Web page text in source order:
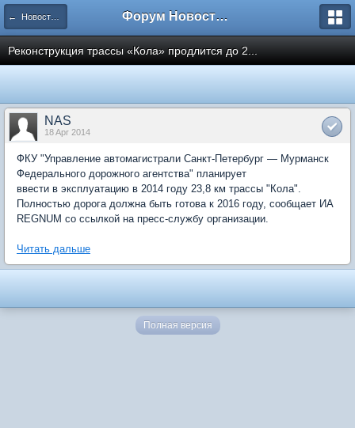
← Новости рынка недвижимости Форум Новостройки
Реконструкция трассы «Кола» продлится до 2...
NAS
18 Apr 2014
ФКУ "Управление автомагистрали Санкт-Петербург — Мурманск
Федерального дорожного агентства" планирует
ввести в эксплуатацию в 2014 году 23,8 км трассы "Кола".
Полностью дорога должна быть готова к 2016 году, сообщает ИА
REGNUM со ссылкой на пресс-службу организации.
Читать дальше
Полная версия